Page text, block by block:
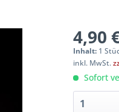
4,90
Inhalt: 1
inkl. MwSt.
Sofort